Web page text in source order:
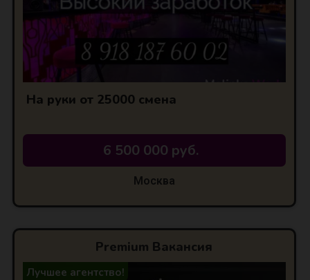
На руки от 25000 смена
6 500 000 руб.
Москва
Premium Вакансия
Лучшее агентство!